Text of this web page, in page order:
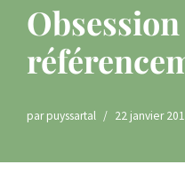
parpuyssartal 22 janvier